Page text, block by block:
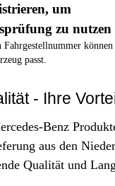
um
zu nutzen
passt.
- Ihre
Benz
aus den
Qualität und